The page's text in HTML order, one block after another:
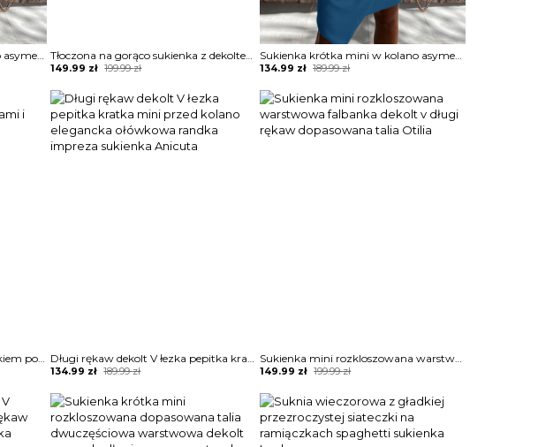
Sukienka krótka mini w kolano asymetryczny nieduży dekolt V na grubych ramiączkach marszczona ściągana w talii bez rękawów na jedno ramię Diamantoula Tłoczona na gorąco sukienka z dekoltem v rękawami latarniowymi Autumn
199.99zł
Original
was:
199.99 zł.
149.99 zł
Current
is:
149.99 zł.
Sukienka krótka mini w kolano asymetryczny nieduży dekolt V na grubych ramiączkach marszczona ściągana w talii bez rękawów na jedno ramię Diamantoula
189.99zł
Original
was:
189.99 zł.
134.99 zł
Current
is:
134.99 zł.
Siateczkowa sukienka z nadrukiem polkadot latarniami i rękawami Anelija Długi rękaw dekolt V łezka pepitka kratka mini przed kolano elegancka ołówkowa randka impreza sukienka Anicuta
189.99zł
Original
was:
189.99 zł.
134.99 zł
Current
is:
134.99 zł.
Sukienka mini rozkloszowana warstwowa falbanka dekolt v długi rękaw dopasowana talia Otilia
199.99zł
Original
was:
199.99 zł.
149.99 zł
Current
is:
149.99 zł.